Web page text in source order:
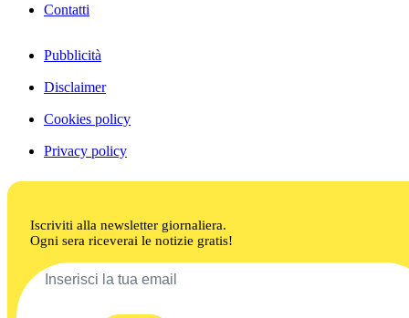
Contatti
Pubblicità
Disclaimer
Cookies policy
Privacy policy
Iscriviti alla newsletter giornaliera.
Ogni sera riceverai le notizie gratis!